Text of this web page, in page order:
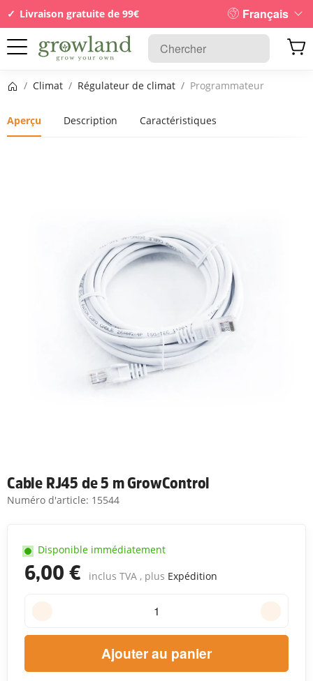
Livraison gratuite de 99€ Français
Page d’accueil
/ Climat / Régulateur de climat / Programmateur
Aperçu Description Caractéristiques
Cable RJ45 de 5 m GrowControl
Numéro d'article: 15544
6,00 € inclus TVA , plus Expédition
Disponible immédiatement
Ajouter au panier